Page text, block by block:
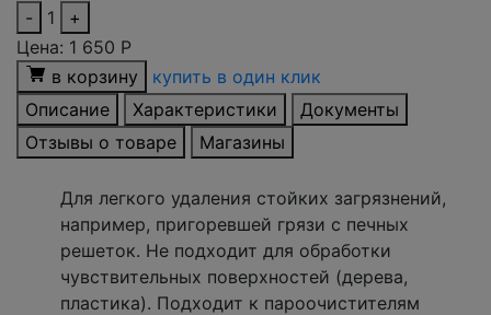
-
1
+
Цена: 1 650 Р
в корзину
купить в один клик
Описание
Характеристики
Документы
Отзывы о товаре
Магазины
Для легкого удаления стойких загрязнений,
например, пригоревшей грязи с печных
решеток. Не подходит для обработки
чувствительных поверхностей (дерева,
пластика). Подходит к пароочистителям